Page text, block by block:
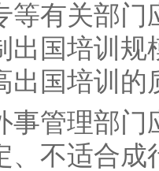
有关部门
出国培训
出国培训的
管理部门
、不适合